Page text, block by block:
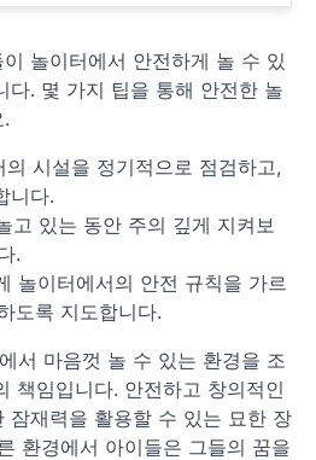
놀이터에서 안전하게 놀 수 있
다. 몇 가지 팁을 통해 안전한 놀
의 시설을 정기적으로 점검하고,
니다.
고 있는 동안 주의 깊게 지켜보
.
놀이터에서의 안전 규칙을 가르
도록 지도합니다.
서 마음껏 놀 수 있는 환경을 조
책임입니다. 안전하고 창의적인
잠재력을 활용할 수 있는 묘한 장
환경에서 아이들은 그들의 꿈을